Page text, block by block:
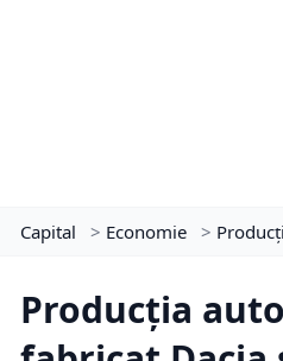
Capital > Economie >
Producția